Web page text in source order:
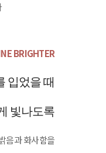
BRIGHTER
입었을 때
빛나도록
음과 화사함을